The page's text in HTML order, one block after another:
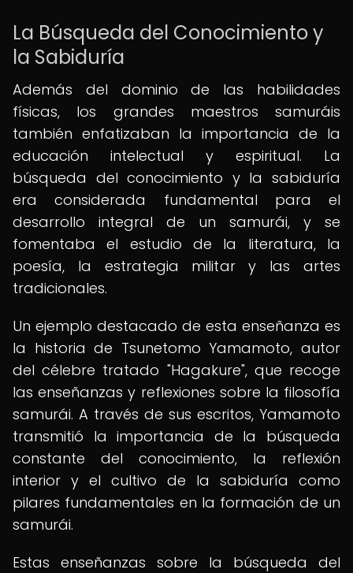
La Búsqueda del Conocimiento y
la Sabiduría
Además del dominio de las habilidades
físicas, los grandes maestros samuráis
también enfatizaban la importancia de la
educación intelectual y espiritual. La
búsqueda del conocimiento y la sabiduría
era considerada fundamental para el
desarrollo integral de un samurái, y se
fomentaba el estudio de la literatura, la
poesía, la estrategia militar y las artes
tradicionales.
Un ejemplo destacado de esta enseñanza es
la historia de Tsunetomo Yamamoto, autor
del célebre tratado "Hagakure", que recoge
las enseñanzas y reflexiones sobre la filosofía
samurái. A través de sus escritos, Yamamoto
transmitió la importancia de la búsqueda
constante del conocimiento, la reflexión
interior y el cultivo de la sabiduría como
pilares fundamentales en la formación de un
samurái.
Estas enseñanzas sobre la búsqueda del